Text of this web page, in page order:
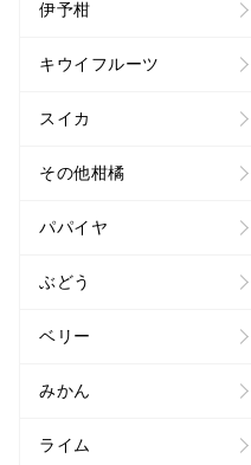
伊予柑
キウイフルーツ
スイカ
その他柑橘
パパイヤ
ぶどう
ベリー
みかん
ライム